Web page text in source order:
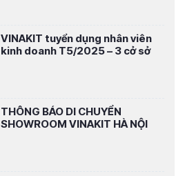
VINAKIT tuyển dụng nhân viên
kinh doanh T5/2025 – 3 cở sở
THÔNG BÁO DI CHUYỂN
SHOWROOM VINAKIT HÀ NỘI